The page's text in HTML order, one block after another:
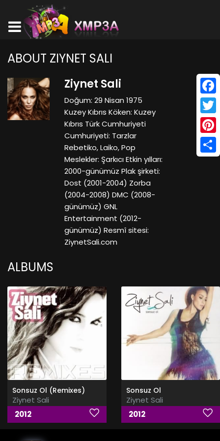
ABOUT ZIYNET SALI
Ziynet Sali
Doğum: 29 Nisan 1975
Kuzey Kıbrıs Köken: Kuzey
Kıbrıs Türk Cumhuriyeti
Cumhuriyeti: Tarzlar
Rebetiko, Laiko, Pop
Meslekler: Şarkıcı Etkin yılları:
2000-günümüz Plak şirketi:
Dost (2001-2004) Zorba
(2004-2008) DMC (2008-
günümüz) GNL
Entertainment (2012-
günümüz) Resmî sitesi:
ZiynetSali.com
ALBUMS
Sonsuz Ol (Remixes)
Ziynet Sali
2012
Sonsuz Ol
Ziynet Sali
2012